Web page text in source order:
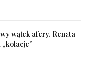
wątek afery. Renata
„kolacje”